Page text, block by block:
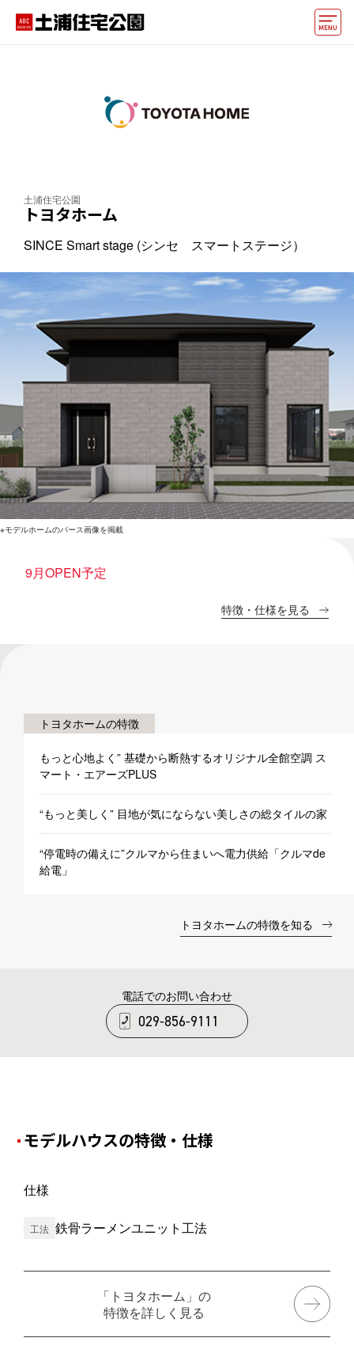
住宅会社・ハウスメーカー
イベント情報・プレゼント
好みからモデルハウスを探す
ABCハウジングトップ
マイページ
土浦住宅公園
トヨタホーム
SINCE Smart stage (シンセ スマートステージ）
※モデルホームのパース画像を掲載
9月OPEN予定
特徴・仕様を見る
トヨタホームの特徴
もっと心地よく” 基礎から断熱するオリジナル全館空調 ス
マート・エアーズPLUS
“もっと美しく” 目地が気にならない美しさの総タイルの家
“停電時の備えに”クルマから住まいへ電力供給「クルマde
給電」
トヨタホームの特徴を知る
電話でのお問い合わせ
029-856-9111
モデルハウスの特徴・仕様
仕様
工法 鉄骨ラーメンユニット工法
「トヨタホーム」の
特徴を詳しく見る